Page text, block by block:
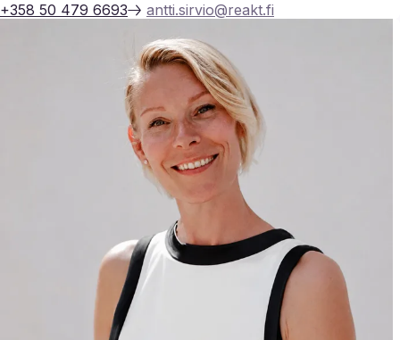
+358 50 479 6693
antti.sirvio@reakt.fi